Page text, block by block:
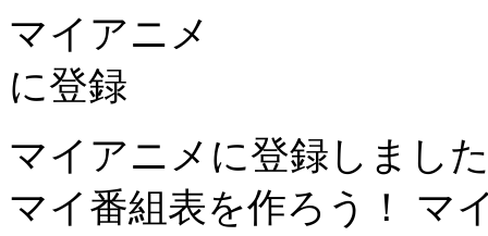
マイアニメ
に登録
マイアニメに登録しまし
マイ番組表を作ろう！
マ